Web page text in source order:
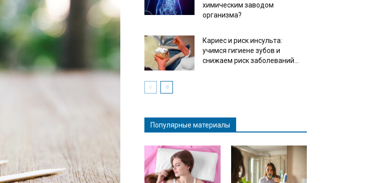
химическим заводом
организма?
Кариес и риск инсульта:
учимся гигиене зубов и
снижаем риск заболеваний...
Популярные материалы